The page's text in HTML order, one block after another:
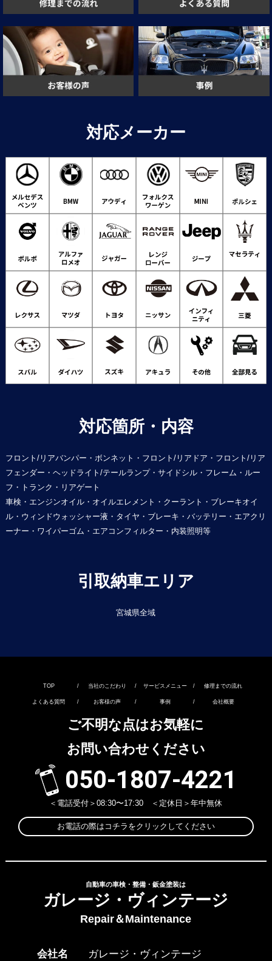
対応メーカー
対応箇所・内容
フロント/リアバンパー・ボンネット・フロント/リアドア・フロント/リア
フェンダー・ヘッドライト/テールランプ・サイドシル・フレーム・ルー
フ・トランク・リアゲート
車検・エンジンオイル・オイルエレメント・クーラント・ブレーキオイ
ル・ウィンドウォッシャー液・タイヤ・ブレーキ・バッテリー・エアクリ
ーナー・ワイパーゴム・エアコンフィルター・内装照明等
引取納車エリア
宮城県全域
TOP / 当社のこだわり / サービスメニュー / 修理までの流れ
よくある質問 / お客様の声 / 事例 / 会社概要
ご不明な点はお気軽に
お問い合わせください
050-1807-4221
＜電話受付＞08:30〜17:30 ＜定休日＞年中無休
お電話の際はコチラをクリックしてください
自動車の車検・整備・鈑金塗装は
ガレージ・ヴィンテージ
Repair＆Maintenance
会社名 ガレージ・ヴィンテージ